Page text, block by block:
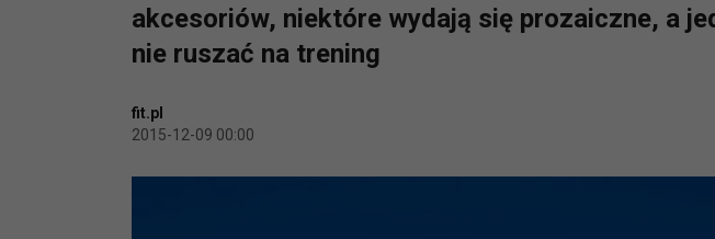
akcesoriów, niektóre wydają się prozaiczne, a
nie ruszać na trening
fit.pl
2015-12-09 00:00